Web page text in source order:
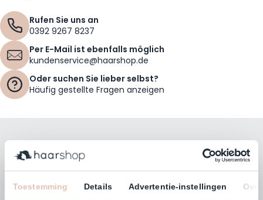
Toestemming Details Advertentie-instellingen Over
Rufen Sie uns an
0392 9267 8237
Per E-Mail ist ebenfalls möglich
kundenservice@haarshop.de
Oder suchen Sie lieber selbst?
Häufig gestellte Fragen anzeigen
Bleiben Sie mit unserem Newsletter auf dem
Laufenden!
E-Mailadresse
Abonnieren